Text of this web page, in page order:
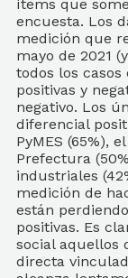
ítems que
encuesta. Los
medición que
mayo de 2021
todos los
positivas y
negativo. Los
diferencial
PyMES (65%),
Prefectura
industriales
medición de
están
positivas. Es
social aquellos
directa